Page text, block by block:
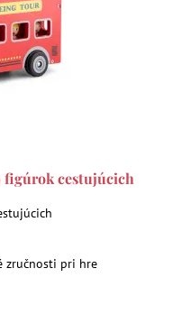
figúrok cestujúcich
zručnosti pri hre